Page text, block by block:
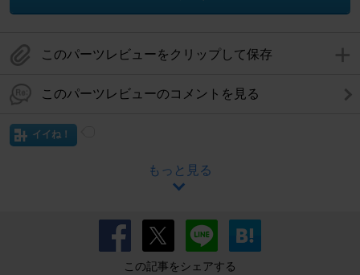
このパーツレビューをクリップして保存
このパーツレビューのコメントを見る
イイね！
もっと見る
この記事をシェアする